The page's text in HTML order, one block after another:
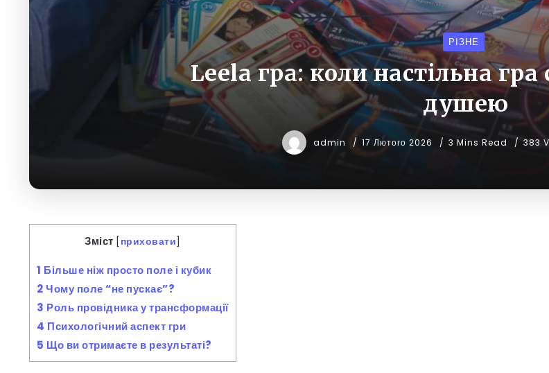
РІЗНЕ
Leela гра: коли настільна
душею
admin 17 Лютого 2026 3 Mins Read 383
Зміст [ приховати]
1 Більше ніж просто поле і кубик
2Чому поле “не пускає”?
3 Роль провідника у трансформації
4 Психологічний аспект гри
5 Що ви отримаєте в результаті?